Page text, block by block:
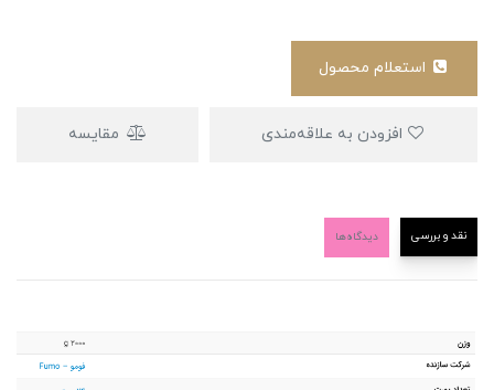
مقایسه
نقد و بررسی دیدگاه‌ها